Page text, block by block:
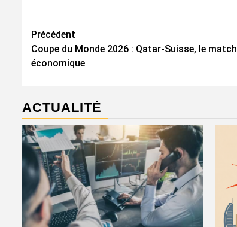
Navigation
d’article
Précédent
Coupe du Monde 2026 : Qatar-Suisse, le match
économique
ACTUALITÉ